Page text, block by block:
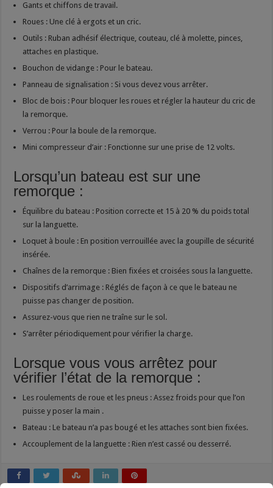
Gants et chiffons de travail.
Roues : Une clé à ergots et un cric.
Outils : Ruban adhésif électrique, couteau, clé à molette, pinces,
attaches en plastique.
Bouchon de vidange : Pour le bateau.
Panneau de signalisation : Si vous devez vous arrêter.
Bloc de bois : Pour bloquer les roues et régler la hauteur du cric de
la remorque.
Verrou : Pour la boule de la remorque.
Mini compresseur d’air : Fonctionne sur une prise de 12 volts.
Lorsqu’un bateau est sur une
remorque :
Équilibre du bateau : Position correcte et 15 à 20 % du poids total
sur la languette.
Loquet à boule : En position verrouillée avec la goupille de sécurité
insérée.
Chaînes de la remorque : Bien fixées et croisées sous la languette.
Dispositifs d’arrimage : Réglés de façon à ce que le bateau ne
puisse pas changer de position.
Assurez-vous que rien ne traîne sur le sol.
S’arrêter périodiquement pour vérifier la charge.
Lorsque vous vous arrêtez pour
vérifier l’état de la remorque :
Les roulements de roue et les pneus : Assez froids pour que l’on
puisse y poser la main .
Bateau : Le bateau n’a pas bougé et les attaches sont bien fixées.
Accouplement de la languette : Rien n’est cassé ou desserré.